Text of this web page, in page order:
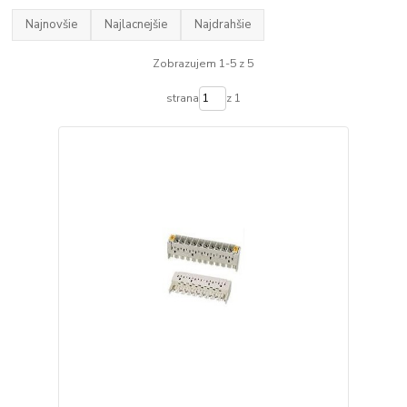
Najnovšie Najlacnejšie Najdrahšie
Zobrazujem 1-5 z 5
strana z 1